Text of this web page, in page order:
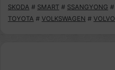
SKODA # SMART # SSANGYONG #
TOYOTA # VOLKSWAGEN # VOLVO